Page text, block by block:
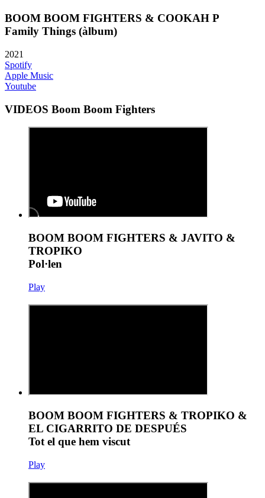
BOOM BOOM FIGHTERS & COOKAH P
Family Things (àlbum)
2021
Spotify
Apple Music
Youtube
VIDEOS Boom Boom Fighters
BOOM BOOM FIGHTERS & JAVITO &
TROPIKO
Pol·len
Play
BOOM BOOM FIGHTERS & TROPIKO &
EL CIGARRITO DE DESPUÉS
Tot el que hem viscut
Play